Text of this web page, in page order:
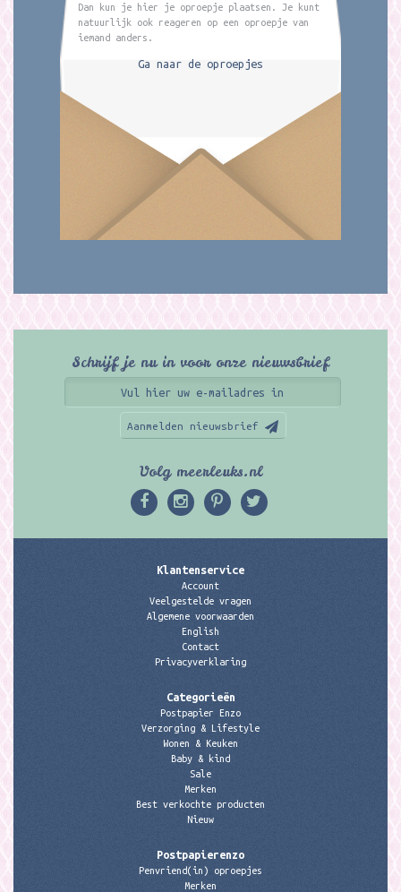
Dan kun je hier je oproepje plaatsen. Je kunt
natuurlijk ook reageren op een oproepje van
iemand anders.
Ga naar de oproepjes
Schrijf je nu in voor onze nieuwsbrief
Aanmelden nieuwsbrief
Volg meerleuks.nl
Klantenservice
Account
Veelgestelde vragen
Algemene voorwaarden
English
Contact
Privacyverklaring
Categorieën
Postpapier Enzo
Verzorging & Lifestyle
Wonen & Keuken
Baby & kind
Sale
Merken
Best verkochte producten
Nieuw
Postpapierenzo
Penvriend(in) oproepjes
Merken